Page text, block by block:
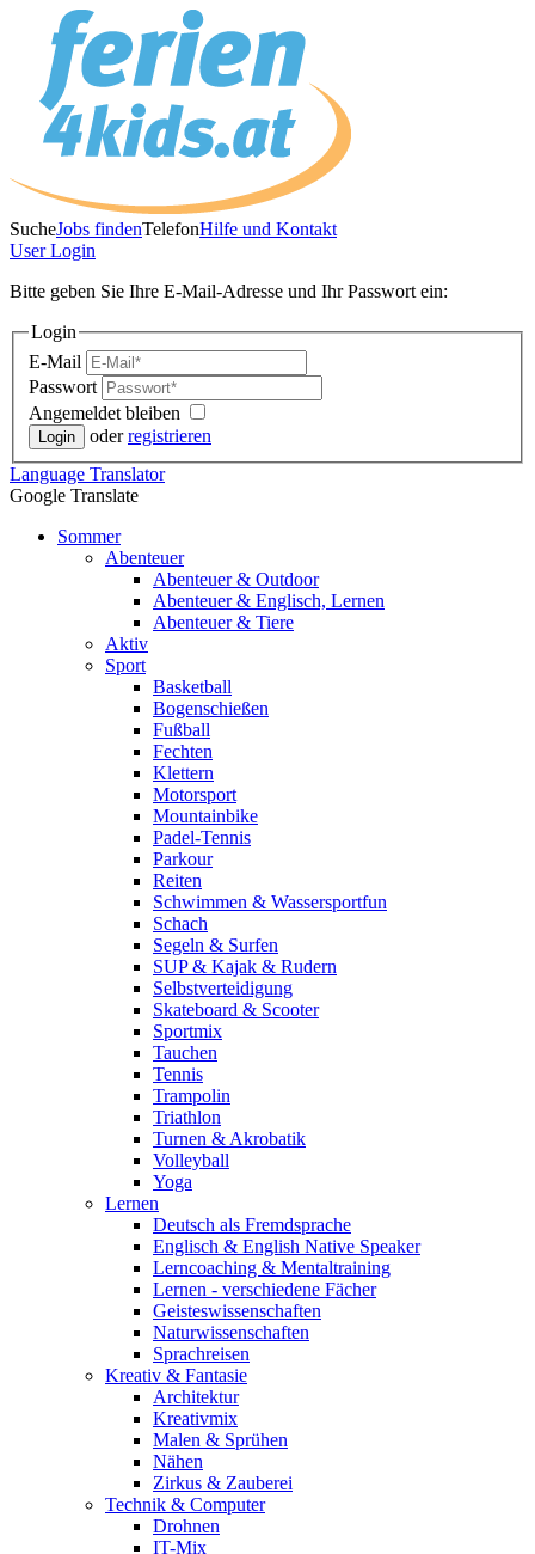
SucheJobs findenTelefonHilfe und Kontakt
UserLogin
Bitte geben Sie Ihre E-Mail-Adresse und Ihr Passwort ein:
Login
E-Mail
Passwort
Angemeldet bleiben
oderregistrieren
Language Translator
Google Translate
Sommer
Abenteuer
Abenteuer & Outdoor
Abenteuer & Englisch, Lernen
Abenteuer & Tiere
Aktiv
Sport
Basketball
Bogenschießen
Fußball
Fechten
Klettern
Motorsport
Mountainbike
Padel-Tennis
Parkour
Reiten
Schwimmen & Wassersportfun
Schach
Segeln & Surfen
SUP & Kajak & Rudern
Selbstverteidigung
Skateboard & Scooter
Sportmix
Tauchen
Tennis
Trampolin
Triathlon
Turnen & Akrobatik
Volleyball
Yoga
Lernen
Deutsch als Fremdsprache
Englisch & English Native Speaker
Lerncoaching & Mentaltraining
Lernen - verschiedene Fächer
Geisteswissenschaften
Naturwissenschaften
Sprachreisen
Kreativ & Fantasie
Architektur
Kreativmix
Malen & Sprühen
Nähen
Zirkus & Zauberei
Technik & Computer
Drohnen
IT-Mix